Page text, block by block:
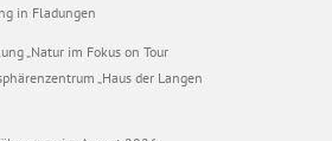
in Fladungen
„Natur im Fokus on Tour
„Haus der Langen